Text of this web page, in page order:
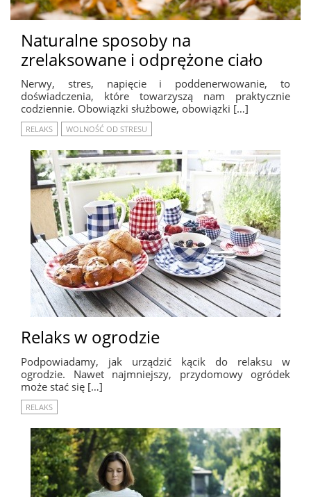
Naturalne sposoby na
zrelaksowane i odprężone ciało
Nerwy, stres, napięcie i poddenerwowanie, to
doświadczenia, które towarzyszą nam praktycznie
codziennie. Obowiązki służbowe, obowiązki […]
RELAKS WOLNOŚĆ OD STRESU
Relaks w ogrodzie
Podpowiadamy, jak urządzić kącik do relaksu w
ogrodzie. Nawet najmniejszy, przydomowy ogródek
może stać się […]
RELAKS